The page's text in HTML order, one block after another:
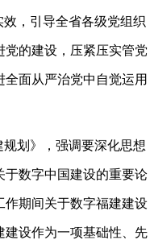
，引导全省各级党组织
党的建设，压紧压实管党
面从严治党中自觉运用
划》，强调要深化思想
于数字中国建设的重要论
作期间关于数字福建建设
建设作为一项基础性、先